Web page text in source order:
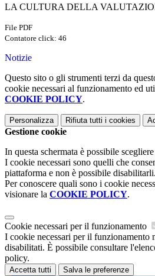
LA CULTURA DELLA
File PDF
Contatore click: 46
Notizie
Questo sito o gli strumenti terzi da
cookie necessari al funzionamento ed
COOKIE POLICY.
Personalizza Rifiuta tutti i cookies
Gestione cookie
In questa schermata è possibile
I cookie necessari sono quelli che
piattaforma e non è possibile disabilitarli.
Per conoscere quali sono i cookie
visionare la COOKIE POLICY.
Cookie necessari per il funzionamento
I cookie necessari per il funzionamento
disabilitati. È possibile consultare
policy.
Accetta tutti Salva le preferenze